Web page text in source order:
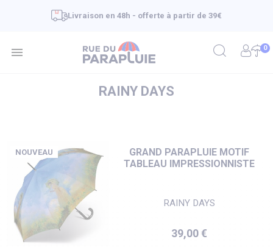
Livraison en 48h - offerte à partir de 39€
 0
RAINY DAYS
GRAND PARAPLUIE MOTIF
TABLEAU IMPRESSIONNISTE
RAINY DAYS
Prix
39,00 €
NOUVEAU